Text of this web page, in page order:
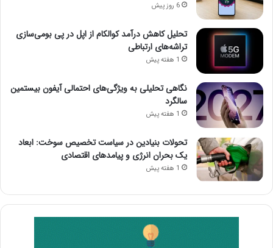
6 روز پیش
تحلیل کاهش درآمد کوالکام از اپل در پی بومی‌سازی
تراشه‌های ارتباطی
1 هفته پیش
نگاهی تحلیلی به ویژگی‌های احتمالی آیفون بیستمین
سالگرد
1 هفته پیش
تحولات بنیادین در سیاست تخصیص سوخت: ابعاد
یک بحران انرژی و پیامدهای اقتصادی
1 هفته پیش